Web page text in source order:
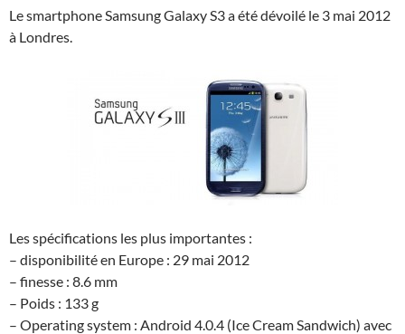
Le smartphone Samsung Galaxy S3 a été dévoilé le 3 mai 2012
à Londres.
Les spécifications les plus importantes :
– disponibilité en Europe : 29 mai 2012
– finesse : 8.6 mm
– Poids : 133 g
– Operating system : Android 4.0.4 (Ice Cream Sandwich) avec